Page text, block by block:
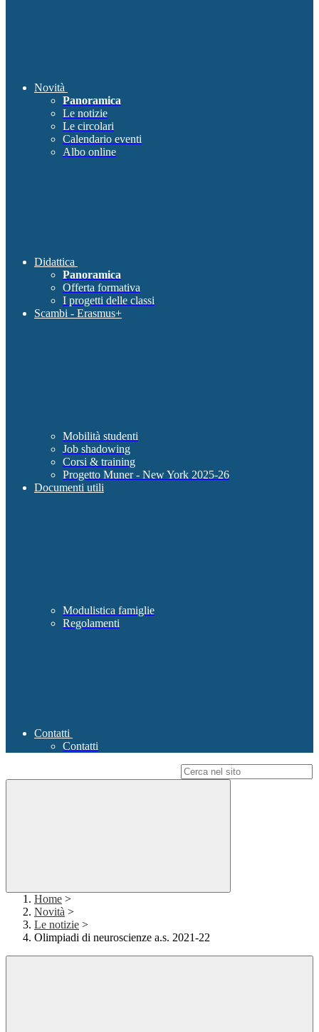
Novità
Panoramica
Le notizie
Le circolari
Calendario eventi
Albo online
Didattica
Panoramica
Offerta formativa
I progetti delle classi
Scambi - Erasmus+
Mobilità studenti
Job shadowing
Corsi & training
Progetto Muner - New York 2025-26
Documenti utili
Modulistica famiglie
Regolamenti
Contatti
Contatti
Home >
Novità >
Le notizie >
Olimpiadi di neuroscienze a.s. 2021-22